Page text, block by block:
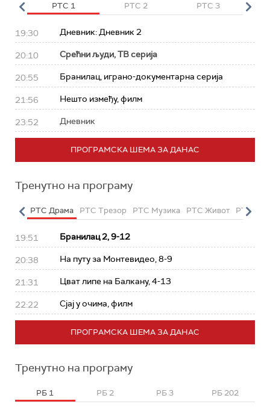
РТС 1 РТС 2 РТС 3
19:30 Дневник: Дневник 2
20:10 Срећни људи, ТВ серија
20:55 Бранилац, играно-документарна серија
21:56 Нешто између, филм
23:52 Дневник
ПРОГРАМСКА ШЕМА ЗА ДАНАС
Тренутно на програму
РТС Драма РТС Трезор РТС Музика РТС Живот РТС
19:51 Бранилац 2, 9-12
20:38 На путу за Монтевидео, 8-9
21:31 Цват липе на Балкану, 4-13
22:22 Сјај у очима, филм
ПРОГРАМСКА ШЕМА ЗА ДАНАС
Тренутно на програму
РБ 1 РБ 2 РБ 3 РБ 202